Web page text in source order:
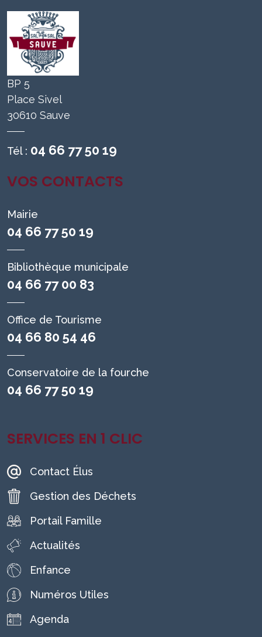
BP 5
Place Sivel
30610 Sauve
Tél : 04 66 77 50 19
VOS CONTACTS
Mairie
04 66 77 50 19
Bibliothèque municipale
04 66 77 00 83
Office de Tourisme
04 66 80 54 46
Conservatoire de la fourche
04 66 77 50 19
SERVICES EN 1 CLIC
Contact Élus
Gestion des Déchets
Portail Famille
Actualités
Enfance
Numéros Utiles
Agenda